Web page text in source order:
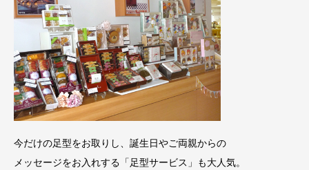
今だけの足型をお取りし、誕生日やご両親からの
メッセージをお入れする「足型サービス」も大人気。